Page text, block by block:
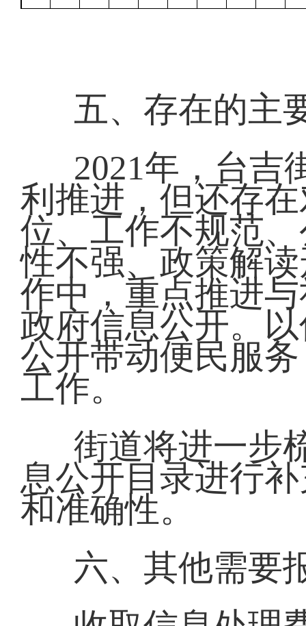
五、存在的主
2021年，台吉
利推进，但还存
位、工作不规范
性不强、政策解
作中，重点推进
政府信息公开。
公开带动便民服
工作。
街道将进一步
息公开目录进行
和准确性。
六、其他需要